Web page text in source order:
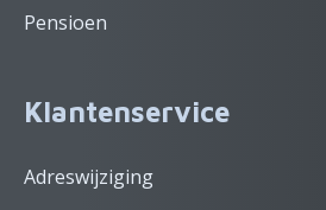
Pensioen
Klantenservice
Adreswijziging